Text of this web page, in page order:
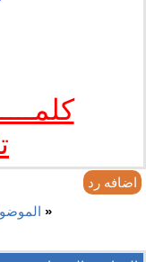
اضافه رد
«